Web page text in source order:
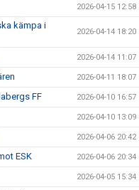
2026-04-15 12:58
kämpa i
2026-04-14 18:20
2026-04-14 11:07
2026-04-11 18:07
FF 2026-04-10 16:57
2026-04-10 13:09
2026-04-06 20:42
ESK 2026-04-06 20:34
2026-04-05 15:34